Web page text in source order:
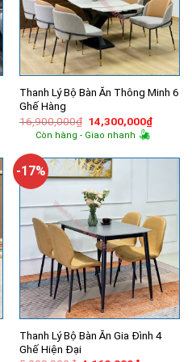
Thanh Lý Bộ Bàn Ăn Thông Minh 6
Ghế Hàng
16,900,000₫ Giá
gốc
là:
14,300,000₫Giá
hiện
Còn hàng - Giao nhanh
-17%
Thanh Lý Bộ Bàn Ăn Gia Đình 4
Ghế Hiện Đại